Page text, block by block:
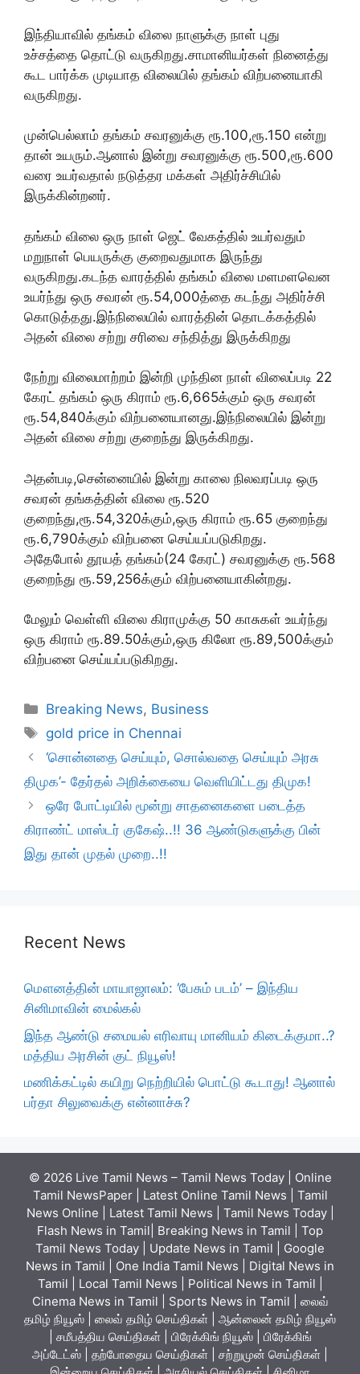
இந்தியாவில் தங்கம் விலை நாளுக்கு நாள் புது
உச்சத்தை தொட்டு வருகிறது.சாமானியர்கள் நினைத்து
கூட பார்க்க முடியாத விலையில் தங்கம் விற்பனையாகி
வருகிறது.
முன்பெல்லாம் தங்கம் சவரனுக்கு ரூ.100,ரூ.150 என்று
தான் உயரும்.ஆனால் இன்று சவரனுக்கு ரூ.500,ரூ.600
வரை உயர்வதால் நடுத்தர மக்கள் அதிர்ச்சியில்
இருக்கின்றனர்.
தங்கம் விலை ஒரு நாள் ஜெட் வேகத்தில் உயர்வதும்
மறுநாள் பெயருக்கு குறைவதுமாக இருந்து
வருகிறது.கடந்த வாரத்தில் தங்கம் விலை மளமளவென
உயர்ந்து ஒரு சவரன் ரூ.54,000த்தை கடந்து அதிர்ச்சி
கொடுத்தது.இந்நிலையில் வாரத்தின் தொடக்கத்தில்
அதன் விலை சற்று சரிவை சந்தித்து இருக்கிறது
நேற்று விலைமாற்றம் இன்றி முந்தின நாள் விலைப்படி 22
கேரட் தங்கம் ஒரு கிராம் ரூ.6,665க்கும் ஒரு சவரன்
ரூ.54,840க்கும் விற்பனையானது.இந்நிலையில் இன்று
அதன் விலை சற்று குறைந்து இருக்கிறது.
அதன்படி,சென்னையில் இன்று காலை நிலவரப்படி ஒரு
சவரன் தங்கத்தின் விலை ரூ.520
குறைந்து,ரூ.54,320க்கும்,ஒரு கிராம் ரூ.65 குறைந்து
ரூ.6,790க்கும் விற்பனை செய்யப்படுகிறது.
அதேபோல் தூயத் தங்கம்(24 கேரட்) சவரனுக்கு ரூ.568
குறைந்து ரூ.59,256க்கும் விற்பனையாகின்றது.
மேலும் வெள்ளி விலை கிராமுக்கு 50 காசுகள் உயர்ந்து
ஒரு கிராம் ரூ.89.50க்கும்,ஒரு கிலோ ரூ.89,500க்கும்
விற்பனை செய்யப்படுகிறது.
Categories
Breaking News, Business
Tags
gold price in Chennai
‘சொன்னதை செய்யும், சொல்வதை செய்யும் அரசு
திமுக’- தேர்தல் அறிக்கையை வெளியிட்டது திமுக!
ஒரே போட்டியில் மூன்று சாதனைகளை படைத்த
கிராண்ட் மாஸ்டர் குகேஷ்..!! 36 ஆண்டுகளுக்கு பின்
இது தான் முதல் முறை..!!
Recent News
மௌனத்தின் மாயாஜாலம்: ‘பேசும் படம்’ – இந்திய
சினிமாவின் மைல்கல்
இந்த ஆண்டு சமையல் எரிவாயு மானியம் கிடைக்குமா..?
மத்திய அரசின் குட் நியூஸ்!
மணிக்கட்டில் கயிறு நெற்றியில் பொட்டு கூடாது! ஆனால்
பர்தா சிலுவைக்கு என்னாச்சு?
© 2026 Live Tamil News – Tamil News Today | Online
Tamil NewsPaper | Latest Online Tamil News | Tamil
News Online | Latest Tamil News | Tamil News Today |
Flash News in Tamil| Breaking News in Tamil | Top
Tamil News Today | Update News in Tamil | Google
News in Tamil | One India Tamil News | Digital News in
Tamil | Local Tamil News | Political News in Tamil |
Cinema News in Tamil | Sports News in Tamil | லைவ்
தமிழ் நியூஸ் | லைவ் தமிழ் செய்திகள் | ஆன்லைன் தமிழ் நியூஸ்
| சமீபத்திய செய்திகள் | பிரேக்கிங் நியூஸ் | பிரேக்கிங்
அப்டேட்ஸ் | தற்போதைய செய்திகள் | சற்றுமுன் செய்திகள் |